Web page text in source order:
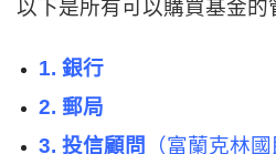
以下是所有可以購買基金的
1. 銀行
2. 郵局
3. 投信顧問
（富蘭克林